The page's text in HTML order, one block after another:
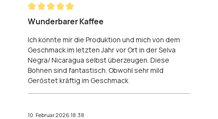
Bewertung mit 5 von 5 Sternen
Wunderbarer Kaffee
Ich konnte mir die Produktion und mich von dem
Geschmack im letzten Jahr vor Ort in der Selva
Negra/ Nicaragua selbst überzeugen. Diese
Bohnen sind fantastisch. Obwohl sehr mild
Geröstet kräftig im Geschmack
10. Februar 2026 18:38